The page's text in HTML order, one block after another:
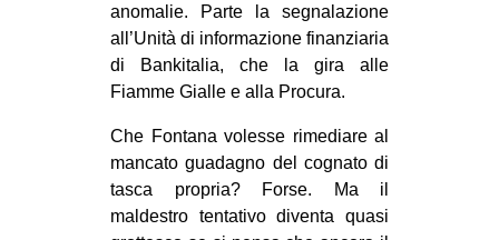
anomalie. Parte la segnalazione
all’Unità di informazione finanziaria
di Bankitalia, che la gira alle
Fiamme Gialle e alla Procura.
Che Fontana volesse rimediare al
mancato guadagno del cognato di
tasca propria? Forse. Ma il
maldestro tentativo diventa quasi